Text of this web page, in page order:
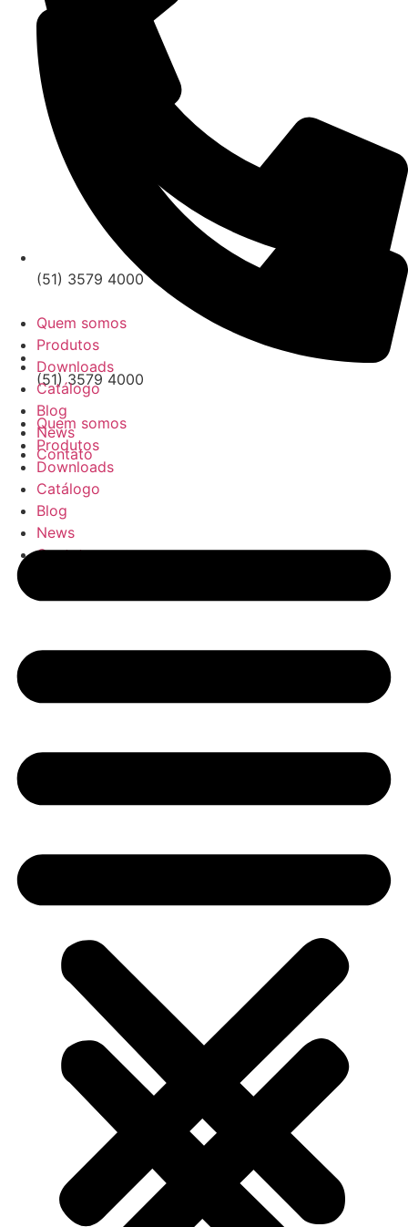
(51) 3579 4000
Quem somos
Produtos
Downloads
Catálogo
Blog
News
Contato
(51) 3579 4000
Quem somos
Produtos
Downloads
Catálogo
Blog
News
Contato